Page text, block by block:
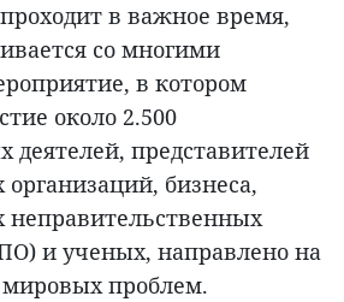
в важное время,
со многими
в котором
около 2.500
деятелей, представителей
бизнеса,
и ученых, направлено на
проблем.